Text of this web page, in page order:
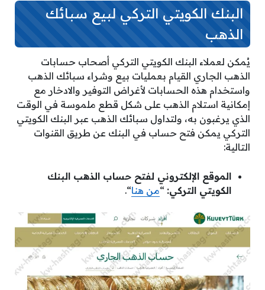
البنك الكويتي التركي لبيع سبائك
الذهب
يُمكن لعملاء البنك الكويتي التركي أصحاب حسابات
الذهب الجاري القيام بعمليات بيع وشراء سبائك الذهب
واستخدام هذه الحسابات لأغراض التوفير والادخار مع
إمكانية استلام الذهب على شكل قطع ملموسة في الوقت
الذي يرغبون به، ولتداول سبائك الذهب عبر البنك الكويتي
التركي يمكن فتح حساب في البنك عن طريق القنوات
التالية:
الموقع الإلكتروني لفتح حساب الذهب البنك
الكويتي التركي: “من هنا“.